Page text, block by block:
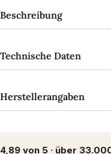
Beschreibung
Technische Daten
Herstellerangaben
4,89 von 5 · über